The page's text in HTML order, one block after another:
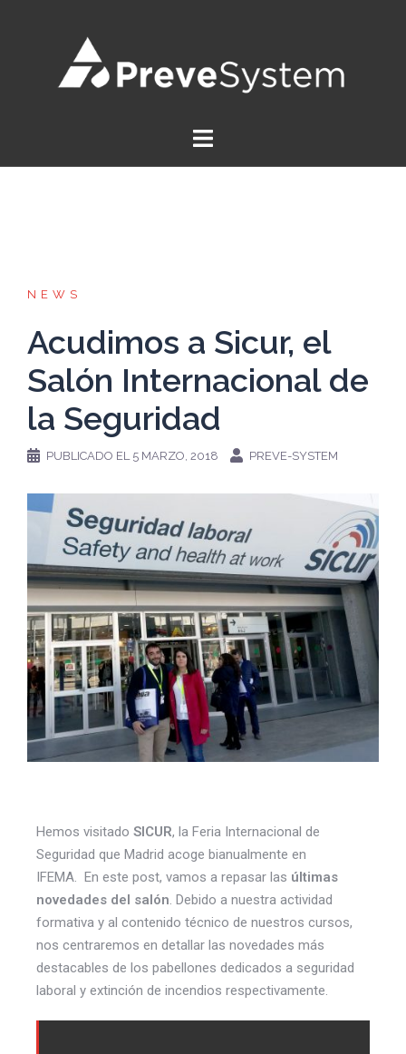
NEWS
Acudimos a Sicur, el
Salón Internacional de
la Seguridad
PUBLICADO EL 5 MARZO, 2018 PREVE-SYSTEM
Hemos visitado SICUR, la Feria Internacional de
Seguridad que Madrid acoge bianualmente en
IFEMA. En este post, vamos a repasar las últimas
novedades del salón. Debido a nuestra actividad
formativa y al contenido técnico de nuestros cursos,
nos centraremos en detallar las novedades más
destacables de los pabellones dedicados a seguridad
laboral y extinción de incendios respectivamente.